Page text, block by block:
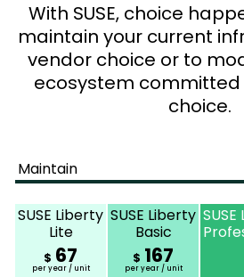
With SUSE, choice
maintain your current
vendor choice or to
ecosystem
choice.
Maintain
SUSE Liberty
Lite
$ 67
per year / unit
SUSE Liberty
Basic
$ 167
per year / unit